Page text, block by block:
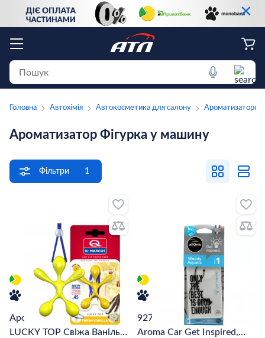
×
Головна Автохімія Автокосметика для салону Ароматизатори
Ароматизатор Фігурка у машину
Фільтри 1
Ароматизатор Dr.MARCUS
LUCKY TOP Свіжа Ваніль
927269 Ароматизатор
Aroma Car Get Inspired,